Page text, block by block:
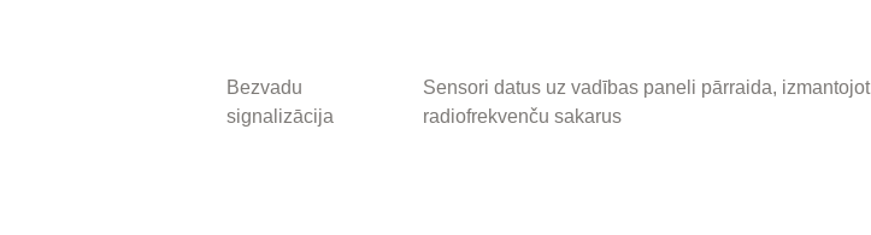
Bezvadu
signalizācija
Sensori datus uz vadības paneli pārraida, izmantojot
radiofrekvenču sakarus